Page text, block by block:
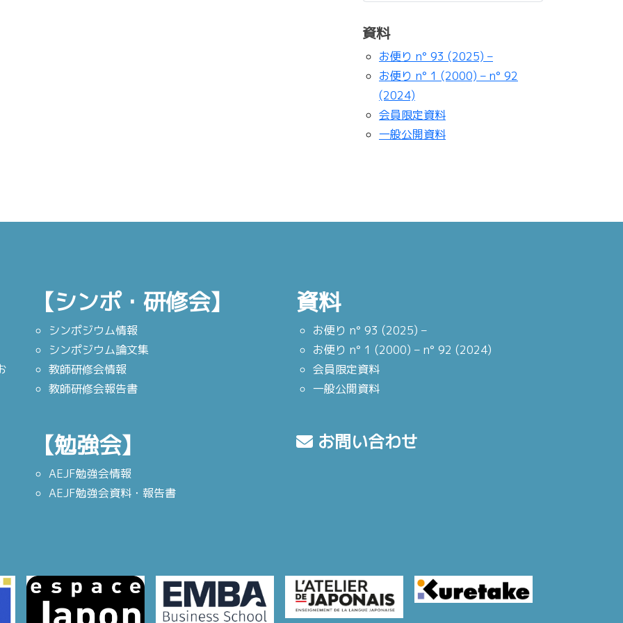
資料
お便り n° 93 (2025) –
お便り n° 1 (2000) – n° 92
(2024)
会員限定資料
一般公開資料
【シンポ・研修会】
シンポジウム情報
シンポジウム論文集
教師研修会情報
教師研修会報告書
【勉強会】
AEJF勉強会情報
AEJF勉強会資料・報告書
資料
お便り n° 93 (2025) –
お便り n° 1 (2000) – n° 92 (2024)
会員限定資料
一般公開資料
お問い合わせ